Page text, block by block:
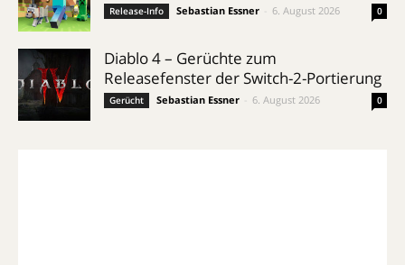
Release-Info Sebastian Essner 6. August 2026 0
Diablo 4 – Gerüchte zum
Releasefenster der Switch-2-Portierung
Gerücht Sebastian Essner 6. August 2026 0